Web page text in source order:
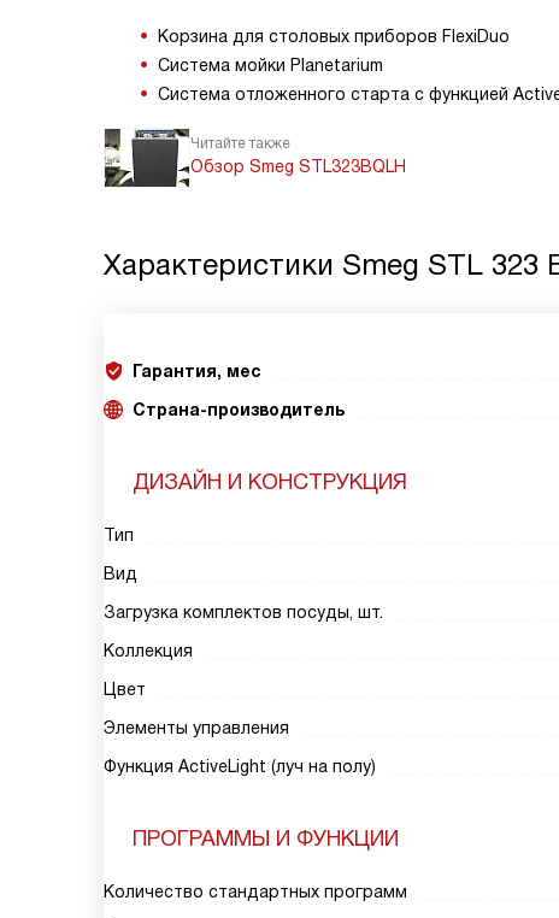
Корзина для столовых приборов FlexiDuo
Система мойки Planetarium
Система отложенного старта с функцией
Читайте также
Обзор Smeg STL323BQLH
Характеристики Smeg STL 323
Гарантия, мес
Страна-производитель
ДИЗАЙН И КОНСТРУКЦИЯ
Тип
Вид
Загрузка комплектов посуды, шт.
Коллекция
Цвет
Элементы управления
Функция ActiveLight (луч на полу)
ПРОГРАММЫ И ФУНКЦИИ
Количество стандартных программ